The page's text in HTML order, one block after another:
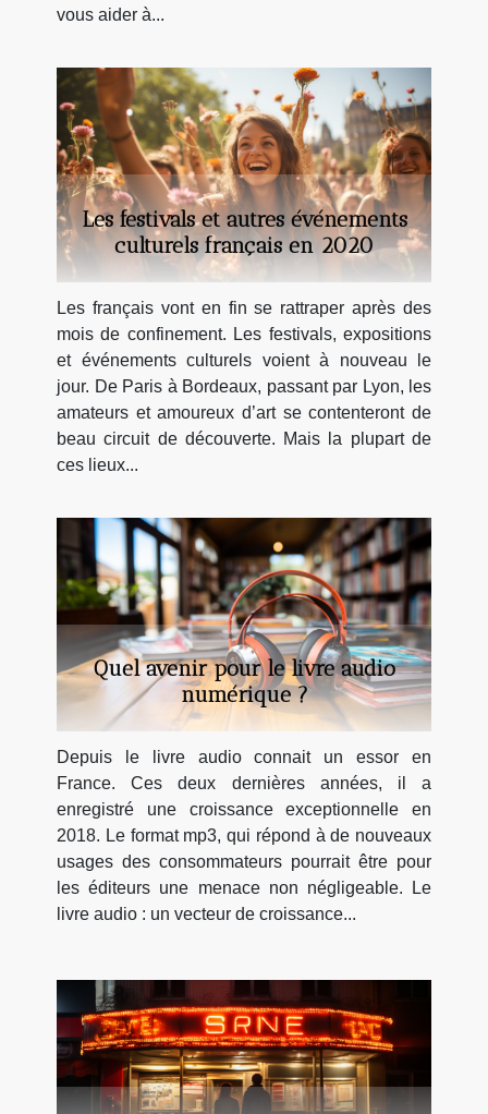
vous aider à...
Les festivals et autres événements
culturels français en 2020
Les français vont en fin se rattraper après des
mois de confinement. Les festivals, expositions
et événements culturels voient à nouveau le
jour. De Paris à Bordeaux, passant par Lyon, les
amateurs et amoureux d’art se contenteront de
beau circuit de découverte. Mais la plupart de
ces lieux...
Quel avenir pour le livre audio
numérique ?
Depuis le livre audio connait un essor en
France. Ces deux dernières années, il a
enregistré une croissance exceptionnelle en
2018. Le format mp3, qui répond à de nouveaux
usages des consommateurs pourrait être pour
les éditeurs une menace non négligeable. Le
livre audio : un vecteur de croissance...